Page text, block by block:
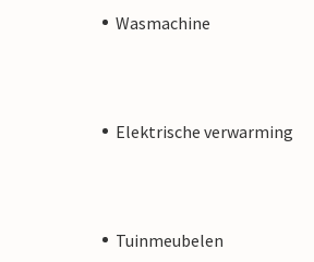
Wasmachine
Elektrische verwarming
Tuinmeubelen